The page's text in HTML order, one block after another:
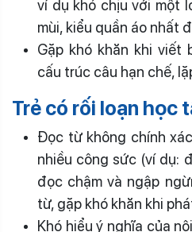
ví dụ khó chịu với một
mùi, kiểu quần áo nhất
Gặp khó khăn khi viết
cấu trúc câu hạn chế,
Trẻ có rối loạn học
Đọc từ không chính
nhiều công sức (ví dụ:
đọc chậm và ngập
từ, gặp khó khăn khi
Khó hiểu ý nghĩa của